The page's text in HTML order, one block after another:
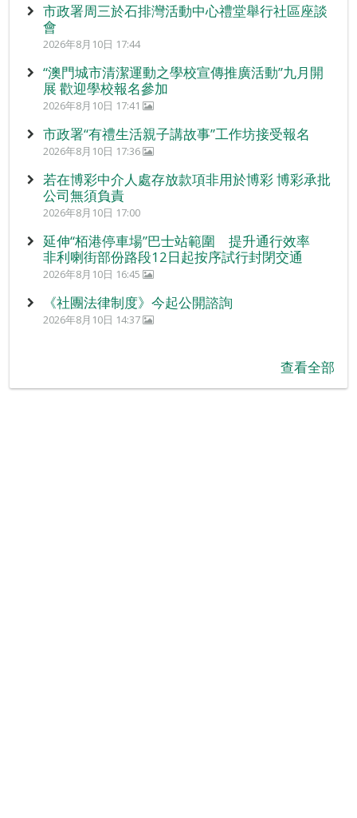
市政署周三於石排灣活動中心禮堂舉行社區座談
會
2026年8月10日 17:44
“澳門城市清潔運動之學校宣傳推廣活動”九月開
展 歡迎學校報名參加
2026年8月10日 17:41
市政署“有禮生活親子講故事”工作坊接受報名
2026年8月10日 17:36
若在博彩中介人處存放款項非用於博彩 博彩承批
公司無須負責
2026年8月10日 17:00
延伸“栢港停車場”巴士站範圍 提升通行效率
非利喇街部份路段12日起按序試行封閉交通
2026年8月10日 16:45
《社團法律制度》今起公開諮詢
2026年8月10日 14:37
查看全部